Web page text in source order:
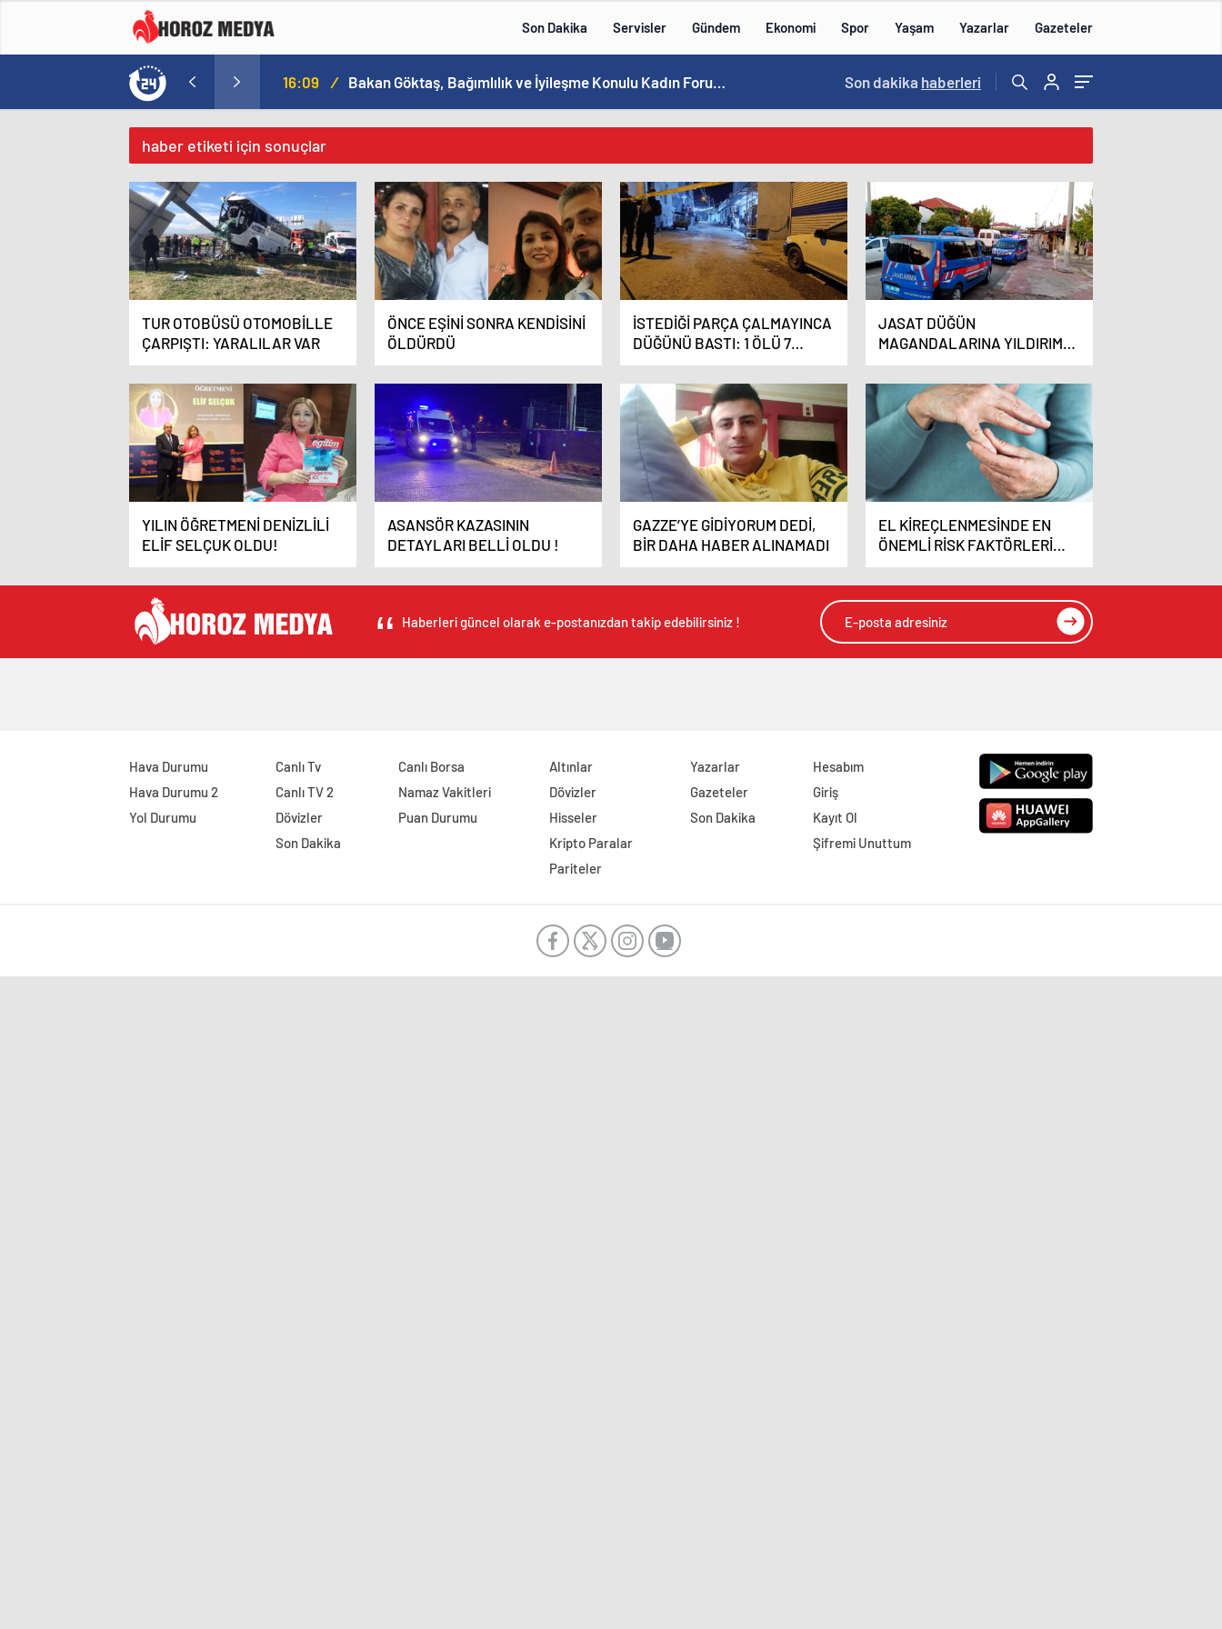
Son Dakika Servisler Gündem Ekonomi Spor Yaşam Yazarlar Gazeteler
16:09 / Bakan Göktaş, Bağımlılık ve İyileşme Konulu Kadın Forumu’nda konuştu: 15:59 /
Son dakika haberleri
haber etiketi için sonuçlar
TUR OTOBÜSÜ OTOMOBİLLE
ÇARPIŞTI: YARALILAR VAR
ÖNCE EŞİNİ SONRA KENDİSİNİ
ÖLDÜRDÜ
İSTEDİĞİ PARÇA ÇALMAYINCA
DÜĞÜNÜ BASTI: 1 ÖLÜ 7
YARALI
JASAT DÜĞÜN
MAGANDALARINA YILDIRIM
GİBİ DÜŞTÜ
YILIN ÖĞRETMENİ DENİZLİLİ
ELİF SELÇUK OLDU!
ASANSÖR KAZASININ
DETAYLARI BELLİ OLDU !
GAZZE’YE GİDİYORUM DEDİ,
BİR DAHA HABER ALINAMADI
EL KİREÇLENMESİNDE EN
ÖNEMLİ RİSK FAKTÖRLERİ
OBEZİTE VE YAŞ
Haberleri güncel olarak e-postanızdan takip edebilirsiniz !
Hava Durumu
Hava Durumu 2
Yol Durumu
Canlı Tv
Canlı TV 2
Dövizler
Son Dakika
Canlı Borsa
Namaz Vakitleri
Puan Durumu
Altınlar
Dövizler
Hisseler
Kripto Paralar
Pariteler
Yazarlar
Gazeteler
Son Dakika
Hesabım
Giriş
Kayıt Ol
Şifremi Unuttum